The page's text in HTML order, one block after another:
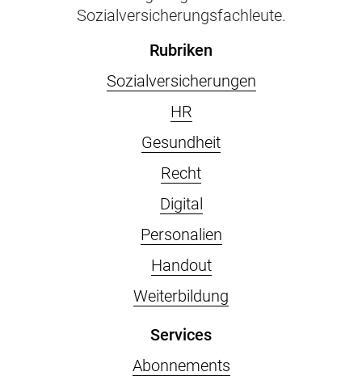
Sozialversicherungsfachleute.
Rubriken
Sozialversicherungen
HR
Gesundheit
Recht
Digital
Personalien
Handout
Weiterbildung
Services
Abonnements